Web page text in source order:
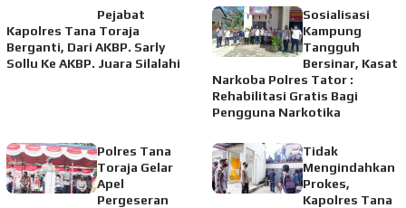
Pejabat
Kapolres Tana Toraja
Berganti, Dari AKBP. Sarly
Sollu Ke AKBP. Juara Silalahi
Sosialisasi
Kampung
Tangguh
Bersinar, Kasat
Narkoba Polres Tator :
Rehabilitasi Gratis Bagi
Pengguna Narkotika
Polres Tana
Toraja Gelar
Apel
Pergeseran
Tidak
Mengindahkan
Prokes,
Kapolres Tana